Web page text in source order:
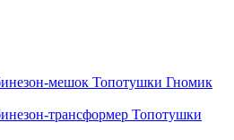
мешок Топотушки Гномик
трансформер Топотушки